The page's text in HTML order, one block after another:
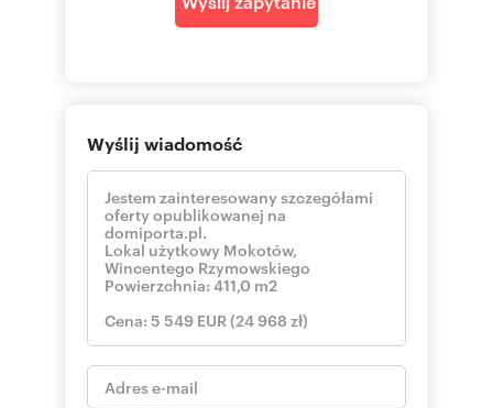
Wyślij wiadomość